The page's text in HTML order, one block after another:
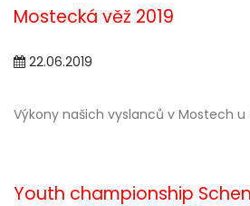
Mostecká věž 2019
22.06.2019
Výkony našich vyslanců v Mostech u
Youth championship